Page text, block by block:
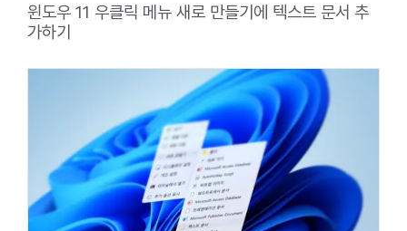
윈도우 11 우클릭 메뉴 새로 만들기에 텍스트 문서 추
가하기